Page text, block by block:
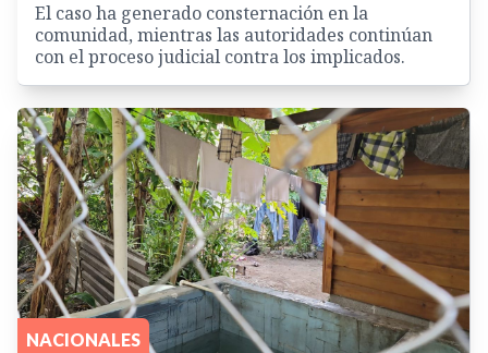
El caso ha generado consternación en la
comunidad, mientras las autoridades continúan
con el proceso judicial contra los implicados.
NACIONALES